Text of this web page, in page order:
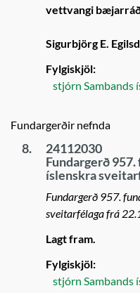
vettvangi
Sigurbjörg E.
Fylgiskjöl:
stjórn Sambands
Fundargerðir nefnda
8.
24112030
Fundargerð
íslenskra
Fundargerð 957.
sveitarfélaga frá
Lagt fram.
Fylgiskjöl:
stjórn Sambands